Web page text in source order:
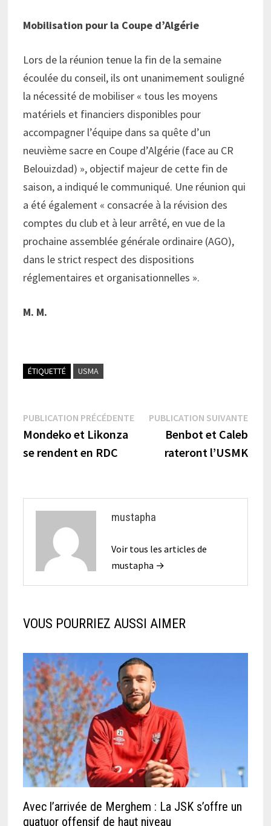
Mobilisation pour la Coupe d’Algérie
Lors de la réunion tenue la fin de la semaine
écoulée du conseil, ils ont unanimement souligné
la nécessité de mobiliser « tous les moyens
matériels et financiers disponibles pour
accompagner l’équipe dans sa quête d’un
neuvième sacre en Coupe d’Algérie (face au CR
Belouizdad) », objectif majeur de cette fin de
saison, a indiqué le communiqué. Une réunion qui
a été également « consacrée à la révision des
comptes du club et à leur arrêté, en vue de la
prochaine assemblée générale ordinaire (AGO),
dans le strict respect des dispositions
réglementaires et organisationnelles ».
M. M.
ÉTIQUETTÉ USMA
Navigation
de
PUBLICATION PRÉCÉDENTEPublication
précédente :
Mondeko et Likonza
se rendent en RDC
PUBLICATION SUIVANTE
Benbot et Caleb
rateront l’USMK
mustapha
Voir tous les articles de
mustapha →
VOUS POURRIEZ AUSSI AIMER
Avec l’arrivée de Merghem : La JSK s’offre un
quatuor offensif de haut niveau